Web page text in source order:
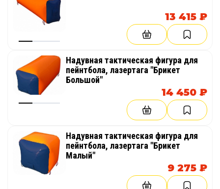
13 415 ₽
Надувная тактическая фигура для
пейнтбола, лазертага "Брикет
Большой"
14 450 ₽
Надувная тактическая фигура для
пейнтбола, лазертага "Брикет
Малый"
9 275 ₽